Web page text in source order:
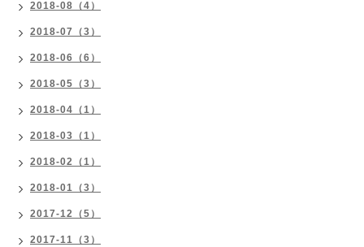
2018-08（4）
2018-07（3）
2018-06（6）
2018-05（3）
2018-04（1）
2018-03（1）
2018-02（1）
2018-01（3）
2017-12（5）
2017-11（3）